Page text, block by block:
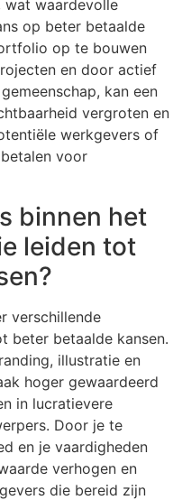
wat waardevolle
op beter betaalde
op te bouwen
en door actief
kan een
vergroten en
werkgevers of
voor
binnen het
leiden tot
verschillende
beter betaalde kansen.
illustratie en
hoger gewaardeerd
in lucratievere
Door je te
en je vaardigheden
verhogen en
die bereid zijn